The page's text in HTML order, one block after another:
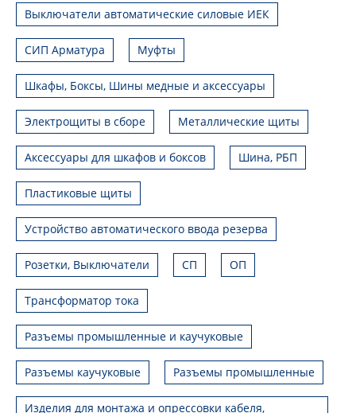
Выключатели автоматические силовые ИЕК
СИП Арматура Муфты
Шкафы, Боксы, Шины медные и аксессуары
Электрощиты в сборе Металлические щиты
Аксессуары для шкафов и боксов Шина, РБП
Пластиковые щиты
Устройство автоматического ввода резерва
Розетки, Выключатели СП ОП
Трансформатор тока
Разъемы промышленные и каучуковые
Разъемы каучуковые Разъемы промышленные
Изделия для монтажа и опрессовки кабеля,